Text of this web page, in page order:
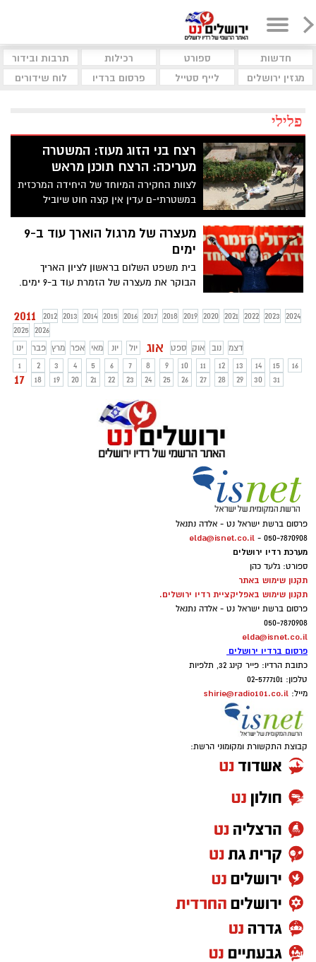
חדשות ספורט רכילות
תרבות ובידור
מגזין ירושלים
לייף סטייל פרסום ברדיו לוח שידורים
פלילי
רצח בני הזוג מעוז: המשטרה
מעריכה: הרצח תוכנן מראש
לצוות החקירה המיוחד של היחידה המרכזית
במשטרתי-ם עדין אין קצה חוט שיוביל
להתפתחות בחקירת רצח הזוג מעוז. צוות
החקירה מעריך כי הרצח היה מתוכנן מראש
מעצרה של מרגול הוארך עוד ב-9
ימים
בית משפט השלום בראשון לציון האריך
הבוקר את מעצרה של הזמרת עוד ב-9 ימים.
קשירת קשר לביצוע פשע ואיומים. מתוך
החלטת השופטת: "קיים חשד סביר
שהחשודה מעורבת בחשדות המיוחסים לה"
2011 2012 2013 2014 2015 2016 2017 2018 2019 2020 2021 2022 2023
2024
2025
2026
ינו
פבר מרץ אפר מאי יונ יול אוג ספט אוק נוב
דצמ
1
2 3 4 5 6 7 8 9 10 11 12 13 14 15 16
17 18 19 20 21 22 23 24 25 26 27 28 29 30 31
פרסום ברשת ישראל נט - אלדה נתנאל
050-7870908 -
elda@isnet.co.il
מערכת רדיו ירושלים
ספורט: גלעד כהן
תקנון שימוש באתר
תקנון שימוש באפליקציית רדיו ירושלים.
פרסום ברשת ישראל נט - אלדה נתנאל
050-7870908
elda@isnet.co.il
פרסום ברדיו ירושלים
כתובת הרדיו: פייר קינג 32, תלפיות
טלפון: 02-5777101
מייל: shirie@radio101.co.il
קבוצת התקשורת ומקומוני הרשת: